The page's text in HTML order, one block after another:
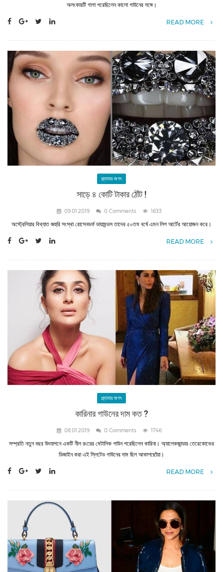
অলংকারটি গাগা পরেছিলেন কালো গাউনের সঙ্গে।
READ MORE
গ্ল্যামার জগৎ
সাড়ে ৪ কোটি টাকার ঠোঁট !
09.01.2019 0 Comments 1633
অস্ট্রেলিয়ার বিখ্যাত জহুরি সংস্থা রোসেনডর্ফ ডায়ামন্ডস তাদের ৫০তম বর্ষে এমন লিপ আর্টের আয়োজন করে।
READ MORE
গ্ল্যামার জগৎ
কারিনার গাউনের দাম কত ?
08.01.2019 0 Comments 1746
সম্প্রতি নতুন বছর উদ‌যাপনে একটি নীল রংয়ের মেটালিক গাউন পরেছিলেন কারিনা। অ্যালেকজান্ডার তেরেকোভের
ডিজাইন করা এই স্লিটেড গাউনের দাম ছিল আকাশছোঁয়া।
READ MORE